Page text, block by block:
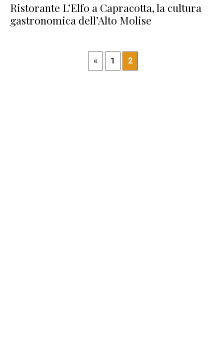
Ristorante L’Elfo a Capracotta, la cultura
gastronomica dell’Alto Molise
« 1 2